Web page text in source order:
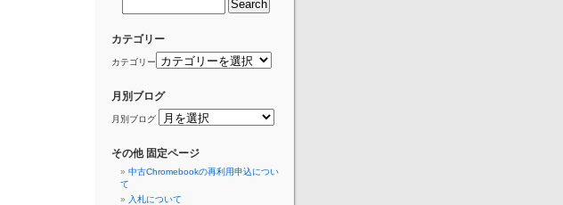
カテゴリー
カテゴリー
月別ブログ
月別ブログ
その他 固定ページ
中古Chromebookの再利用申込につい
て
入札について